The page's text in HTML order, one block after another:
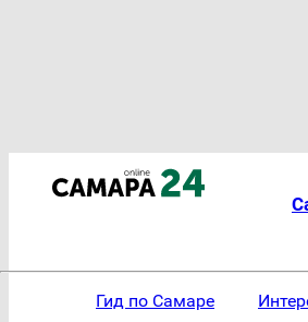
Гид по Самаре